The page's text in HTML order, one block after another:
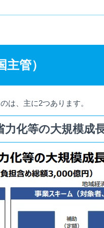
管）
は、主に2つあります。
化等の大規模成